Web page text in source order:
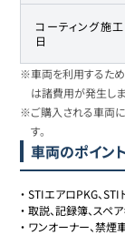
コーティング施工
日
※車両を利用するため
は諸費用が発生しま
※ご購入される車両
す。
車両のポイント
・STIエアロPKG、STI
・取説、記録簿、スペ
・ ワンオーナー、禁煙